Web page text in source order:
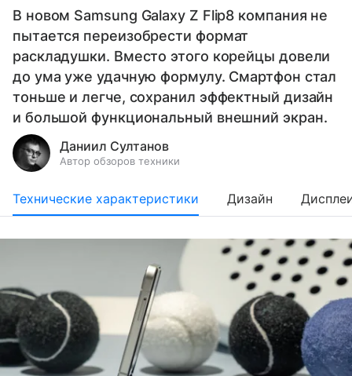
В новом Samsung Galaxy Z Flip8 компания не
пытается переизобрести формат
раскладушки. Вместо этого корейцы довели
до ума уже удачную формулу. Смартфон стал
тоньше и легче, сохранил эффектный дизайн
и большой функциональный внешний экран.
Даниил Султанов
Автор обзоров техники
Технические характеристики Дизайн